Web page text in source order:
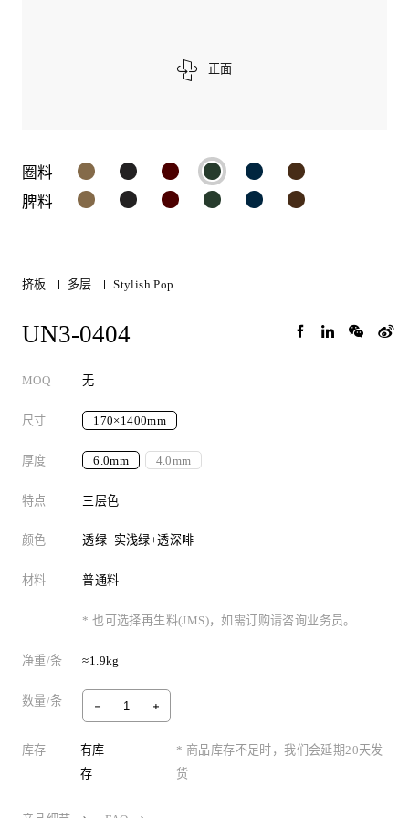
正面
圈料
脾料
挤板 多层 Stylish Pop
UN3-0404
MOQ 无
尺寸 170×1400mm
厚度 6.0mm 4.0mm
特点 三层色
颜色 透绿+实浅绿+透深啡
材料 普通料
* 也可选择再生料(JMS)，如需订购请咨询业务员。
净重/条 ≈1.9kg
数量/条
库存
有库
存
* 商品库存不足时，我们会延期20天发
货